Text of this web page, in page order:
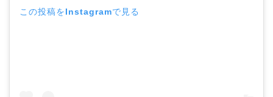
この投稿をInstagramで見る